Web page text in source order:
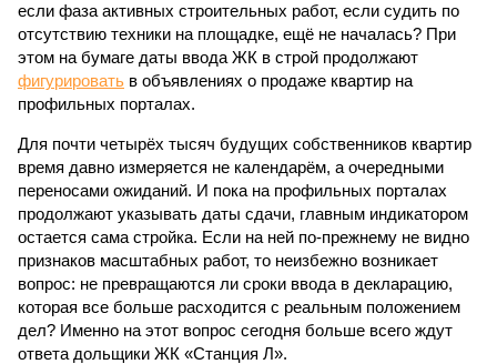
если фаза активных строительных работ, если судить по
отсутствию техники на площадке, ещё не началась? При
этом на бумаге даты ввода ЖК в строй продолжают
фигурировать в объявлениях о продаже квартир на
профильных порталах.
Для почти четырёх тысяч будущих собственников квартир
время давно измеряется не календарём, а очередными
переносами ожиданий. И пока на профильных порталах
продолжают указывать даты сдачи, главным индикатором
остается сама стройка. Если на ней по-прежнему не видно
признаков масштабных работ, то неизбежно возникает
вопрос: не превращаются ли сроки ввода в декларацию,
которая все больше расходится с реальным положением
дел? Именно на этот вопрос сегодня больше всего ждут
ответа дольщики ЖК «Станция Л».